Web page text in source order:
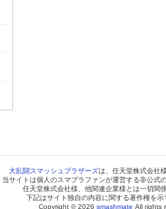
大乱闘スマッシュブラザーズは、任天堂株式会社
当サイトは個人のスマブラファンが運営する非公式
任天堂株式会社様、他関連企業様とは一切関
下記はサイト独自の内容に関する著作権を示
Copyright © 2026 smashmate All rights